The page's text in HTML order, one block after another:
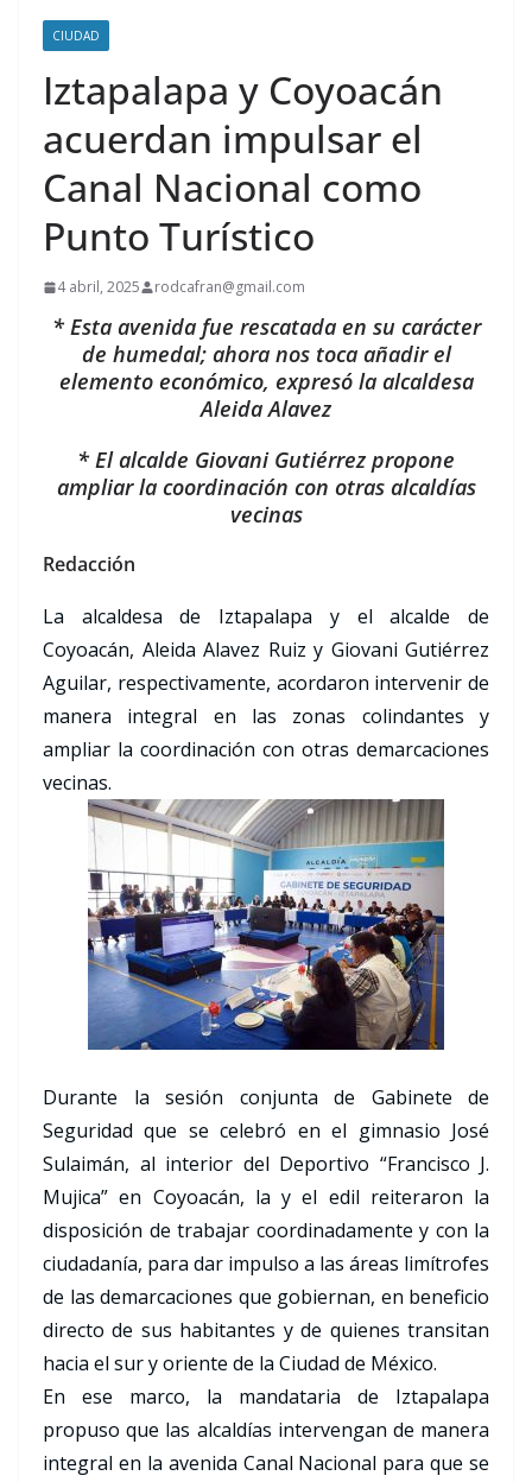
CIUDAD
Iztapalapa y Coyoacán
acuerdan impulsar el
Canal Nacional como
Punto Turístico
4 abril, 2025 rodcafran@gmail.com
* Esta avenida fue rescatada en su carácter
de humedal; ahora nos toca añadir el
elemento económico, expresó la alcaldesa
Aleida Alavez
* El alcalde Giovani Gutiérrez propone
ampliar la coordinación con otras alcaldías
vecinas
Redacción
La alcaldesa de Iztapalapa y el alcalde de
Coyoacán, Aleida Alavez Ruiz y Giovani Gutiérrez
Aguilar, respectivamente, acordaron intervenir de
manera integral en las zonas colindantes y
ampliar la coordinación con otras demarcaciones
vecinas.
Durante la sesión conjunta de Gabinete de
Seguridad que se celebró en el gimnasio José
Sulaimán, al interior del Deportivo “Francisco J.
Mujica” en Coyoacán, la y el edil reiteraron la
disposición de trabajar coordinadamente y con la
ciudadanía, para dar impulso a las áreas limítrofes
de las demarcaciones que gobiernan, en beneficio
directo de sus habitantes y de quienes transitan
hacia el sur y oriente de la Ciudad de México.
En ese marco, la mandataria de Iztapalapa
propuso que las alcaldías intervengan de manera
integral en la avenida Canal Nacional para que se